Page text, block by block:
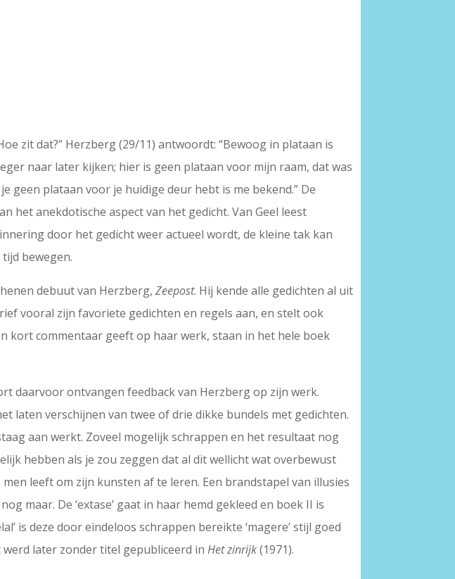
zit dat?” Herzberg (29/11) antwoordt: “Bewoog in plataan is
naar later kijken; hier is geen plataan voor mijn raam, dat was
geen plataan voor je huidige deur hebt is me bekend.” De
het anekdotische aspect van het gedicht. Van Geel leest
door het gedicht weer actueel wordt, de kleine tak kan
bewegen.
debuut van Herzberg,Zeepost. Hij kende alle gedichten al uit
vooral zijn favoriete gedichten en regels aan, en stelt ook
kort commentaar geeft op haar werk, staan in het hele boek
daarvoor ontvangen feedback van Herzberg op zijn werk.
laten verschijnen van twee of drie dikke bundels met gedichten.
aan werkt. Zoveel mogelijk schrappen en het resultaat nog
hebben als je zou zeggen dat al dit wellicht wat overbewust
leeft om zijn kunsten af te leren. Een brandstapel van illusies
maar. De ‘extase’ gaat in haar hemd gekleed en boek II is
is deze door eindeloos schrappen bereikte ‘magere’ stijl goed
werd later zonder titel gepubliceerd inHet zinrijk(1971).